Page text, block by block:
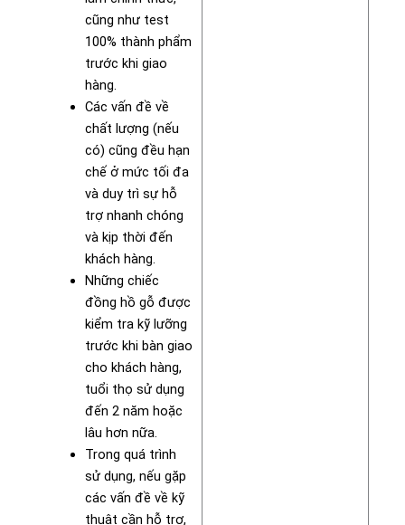
cũng như test
100% thành phẩm
trước khi giao
hàng.
Các vấn đề về
chất lượng (nếu
có) cũng đều hạn
chế ở mức tối đa
và duy trì sự hỗ
trợ nhanh chóng
và kịp thời đến
khách hàng.
Những chiếc
đồng hồ gỗ được
kiểm tra kỹ lưỡng
trước khi bàn giao
cho khách hàng,
tuổi thọ sử dụng
đến 2 năm hoặc
lâu hơn nữa.
Trong quá trình
sử dụng, nếu gặp
các vấn đề về kỹ
thuật cần hỗ trợ,